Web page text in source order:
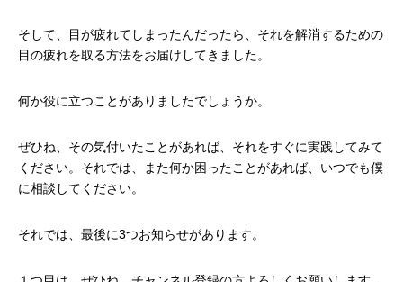
そして、目が疲れてしまったんだったら、それを解消するための
目の疲れを取る方法をお届けしてきました。
何か役に立つことがありましたでしょうか。
ぜひね、その気付いたことがあれば、それをすぐに実践してみて
ください。それでは、また何か困ったことがあれば、いつでも僕
に相談してください。
それでは、最後に3つお知らせがあります。